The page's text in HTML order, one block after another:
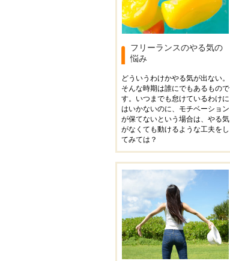
フリーランスのやる気の
悩み
どういうわけかやる気が出ない。
そんな時期は誰にでもあるもので
す。いつまでも怠けているわけに
はいかないのに、モチベーション
が保てないという場合は、やる気
がなくても動けるような工夫をし
てみては？